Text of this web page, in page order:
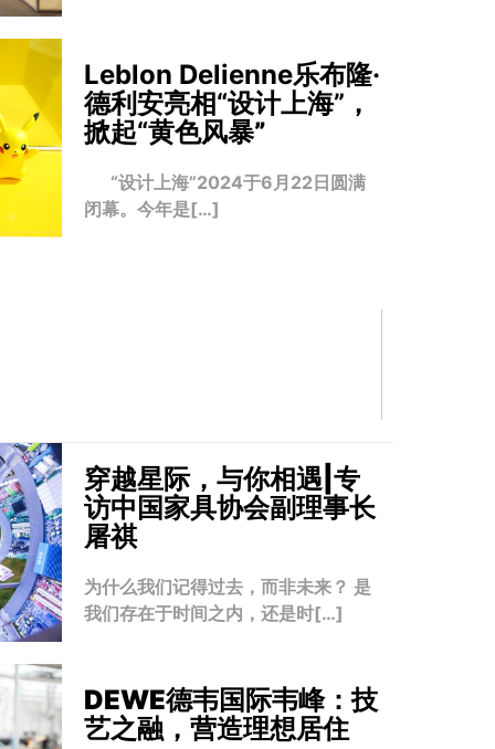
Leblon Delienne乐布隆·
德利安亮相“设计上海”，
掀起“黄色风暴”
“设计上海”2024于6月22日圆满
闭幕。今年是[…]
穿越星际，与你相遇|专
访中国家具协会副理事长
屠祺
为什么我们记得过去，而非未来？ 是
我们存在于时间之内，还是时[…]
DEWE德韦国际韦峰：技
艺之融，营造理想居住